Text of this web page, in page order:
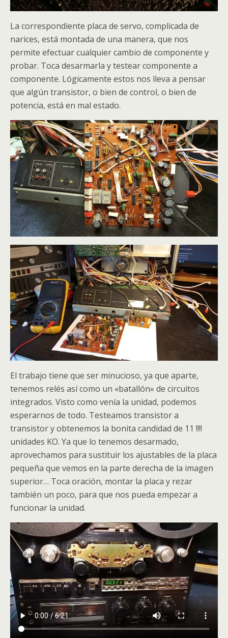
La correspondiente placa de servo, complicada de
narices, está montada de una manera, que nos
permite efectuar cualquier cambio de componente y
probar. Toca desarmarla y testear componente a
componente. Lógicamente estos nos lleva a pensar
que algún transistor, o bien de control, o bien de
potencia, está en mal estado.
El trabajo tiene que ser minucioso, ya que aparte,
tenemos relés así como un «batallón» de circuitos
integrados. Visto como venía la unidad, podemos
esperarnos de todo. Testeamos transistor a
transistor y obtenemos la bonita candidad de 11 !!!!
unidades KO. Ya que lo tenemos desarmado,
aprovechamos para sustituir los ajustables de la placa
pequeña que vemos en la parte derecha de la imagen
superior… Toca oración, montar la placa y rezar
también un poco, para que nos pueda empezar a
funcionar la unidad.